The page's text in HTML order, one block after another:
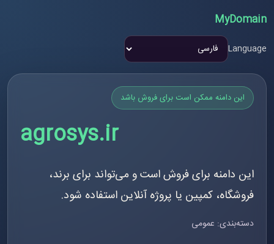
MyDomain
Language
این دامنه ممکن است برای فروش باشد
agrosys.ir
این دامنه برای فروش است و می‌تواند برای برند،
فروشگاه، کمپین یا پروژه آنلاین استفاده شود.
دسته‌بندی: عمومی